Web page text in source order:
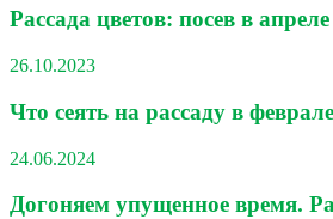
Рассада цветов: посев в апреле
26.10.2023
Что сеять на рассаду в
24.06.2024
Догоняем упущенное время.